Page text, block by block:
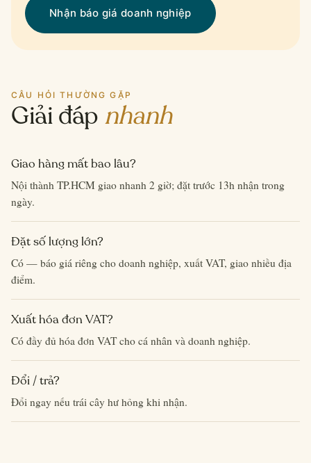
Nhận báo giá doanh nghiệp
CÂU HỎI THƯỜNG GẶP
Giải đápnhanh
Giao hàng mất bao lâu?
Nội thành TP.HCM giao nhanh 2 giờ; đặt trước 13h nhận trong
ngày.
Đặt số lượng lớn?
Có — báo giá riêng cho doanh nghiệp, xuất VAT, giao nhiều địa
điểm.
Xuất hóa đơn VAT?
Có đầy đủ hóa đơn VAT cho cá nhân và doanh nghiệp.
Đổi / trả?
Đổi ngay nếu trái cây hư hỏng khi nhận.